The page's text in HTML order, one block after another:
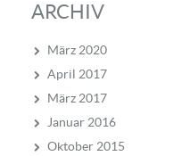
ARCHIV
März 2020
April 2017
März 2017
Januar 2016
Oktober 2015